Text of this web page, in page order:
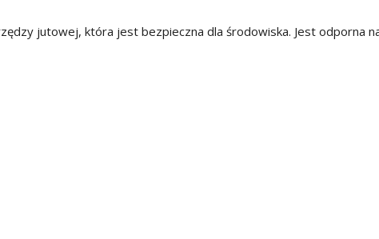
jutowej, która jest bezpieczna dla środowiska. Jest odporna